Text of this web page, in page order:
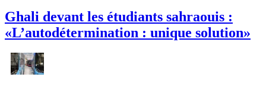
Ghali devant les étudiants sahraouis :
«L’autodétermination : unique solution»